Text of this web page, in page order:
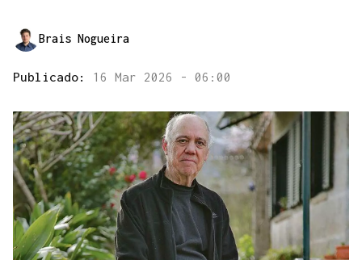
Brais Nogueira
Publicado: 16 Mar 2026 - 06:00